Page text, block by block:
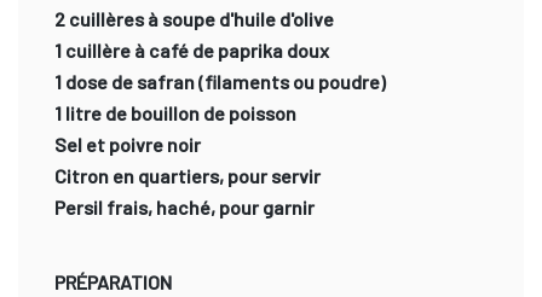
2 cuillères à soupe d'huile d'olive
1 cuillère à café de paprika doux
1 dose de safran (filaments ou poudre)
1 litre de bouillon de poisson
Sel et poivre noir
Citron en quartiers, pour servir
Persil frais, haché, pour garnir
PRÉPARATION